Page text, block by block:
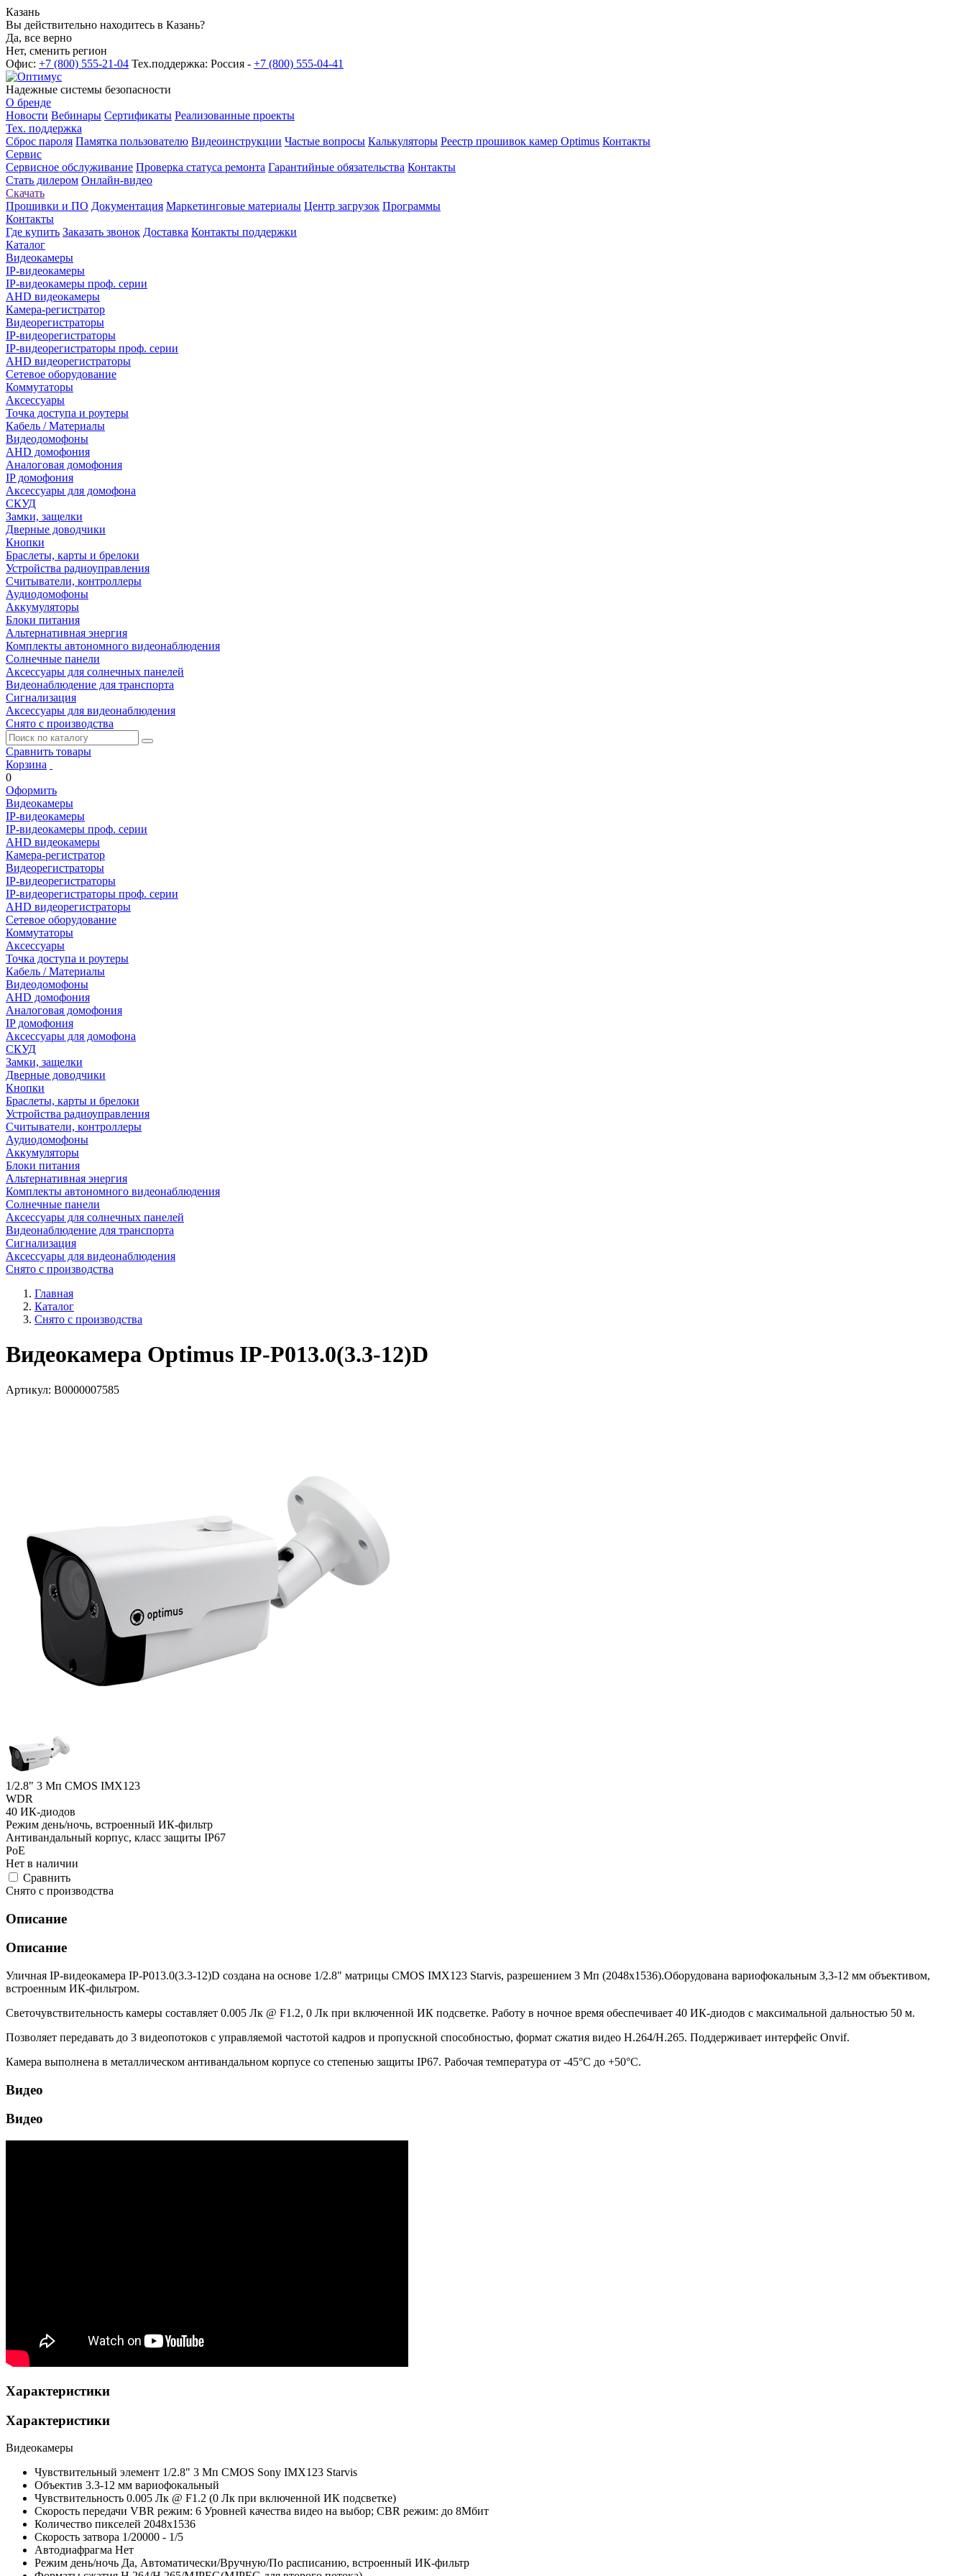
Казань
Вы действительно находитесь в Казань?
Да, все верно
Нет, сменить регион
Офис: +7 (800) 555-21-04 Тех.поддержка: Россия - +7 (800) 555-04-41
Надежные системы безопасности
О бренде
Новости Вебинары Сертификаты Реализованные проекты
Тех. поддержка
Сброс пароля Памятка пользователю Видеоинструкции Частые вопросы Калькуляторы Реестр прошивок камер Optimus Контакты
Сервис
Сервисное обслуживание Проверка статуса ремонта Гарантийные обязательства Контакты
Стать дилером Онлайн-видео
Скачать
Прошивки и ПО Документация Маркетинговые материалы Центр загрузок Программы
Контакты
Где купить Заказать звонок Доставка Контакты поддержки
Каталог
Видеокамеры
IP-видеокамеры
IP-видеокамеры проф. серии
AHD видеокамеры
Камера-регистратор
Видеорегистраторы
IP-видеорегистраторы
IP-видеорегистраторы проф. серии
AHD видеорегистраторы
Сетевое оборудование
Коммутаторы
Аксессуары
Точка доступа и роутеры
Кабель / Материалы
Видеодомофоны
AHD домофония
Аналоговая домофония
IP домофония
Аксессуары для домофона
СКУД
Замки, защелки
Дверные доводчики
Кнопки
Браслеты, карты и брелоки
Устройства радиоуправления
Считыватели, контроллеры
Аудиодомофоны
Аккумуляторы
Блоки питания
Альтернативная энергия
Комплекты автономного видеонаблюдения
Солнечные панели
Аксессуары для солнечных панелей
Видеонаблюдение для транспорта
Сигнализация
Аксессуары для видеонаблюдения
Снято с производства
Сравнить товары
Корзина
0
Оформить
Видеокамеры
IP-видеокамеры
IP-видеокамеры проф. серии
AHD видеокамеры
Камера-регистратор
Видеорегистраторы
IP-видеорегистраторы
IP-видеорегистраторы проф. серии
AHD видеорегистраторы
Сетевое оборудование
Коммутаторы
Аксессуары
Точка доступа и роутеры
Кабель / Материалы
Видеодомофоны
AHD домофония
Аналоговая домофония
IP домофония
Аксессуары для домофона
СКУД
Замки, защелки
Дверные доводчики
Кнопки
Браслеты, карты и брелоки
Устройства радиоуправления
Считыватели, контроллеры
Аудиодомофоны
Аккумуляторы
Блоки питания
Альтернативная энергия
Комплекты автономного видеонаблюдения
Солнечные панели
Аксессуары для солнечных панелей
Видеонаблюдение для транспорта
Сигнализация
Аксессуары для видеонаблюдения
Снято с производства
Главная
Каталог
Снято с производства
Видеокамера Optimus IP-P013.0(3.3-12)D
Артикул: В0000007585
1/2.8" 3 Мп CMOS IMX123
WDR
40 ИК-диодов
Режим день/ночь, встроенный ИК-фильтр
Антивандальный корпус, класс защиты IР67
PoE
Нет в наличии
Cравнить
Снято с производства
Описание
Описание
Уличная IP-видеокамера IP-P013.0(3.3-12)D создана на основе 1/2.8" матрицы CMOS IMX123 Starvis, разрешением 3 Мп (2048х1536).Оборудована вариофокальным 3,3-12 мм объективом,
встроенным ИК-фильтром.
Светочувствительность камеры составляет 0.005 Лк @ F1.2, 0 Лк при включенной ИК подсветке. Работу в ночное время обеспечивает 40 ИК-диодов с максимальной дальностью 50 м.
Позволяет передавать до 3 видеопотоков с управляемой частотой кадров и пропускной способностью, формат сжатия видео Н.264/H.265. Поддерживает интерфейс Onvif.
Камера выполнена в металлическом антивандальном корпусе со степенью защиты IP67. Рабочая температура от -45°С до +50°С.
Видео
Видео
Характеристики
Характеристики
Видеокамеры
Чувствительный элемент 1/2.8" 3 Мп CMOS Sony IMX123 Starvis
Объектив 3.3-12 мм вариофокальный
Чувствительность 0.005 Лк @ F1.2 (0 Лк при включенной ИК подсветке)
Скорость передачи VBR режим: 6 Уровней качества видео на выбор; CBR режим: до 8Мбит
Количество пикселей 2048х1536
Скорость затвора 1/20000 - 1/5
Автодиафрагма Нет
Режим день/ночь Да, Автоматически/Вручную/По расписанию, встроенный ИК-фильтр